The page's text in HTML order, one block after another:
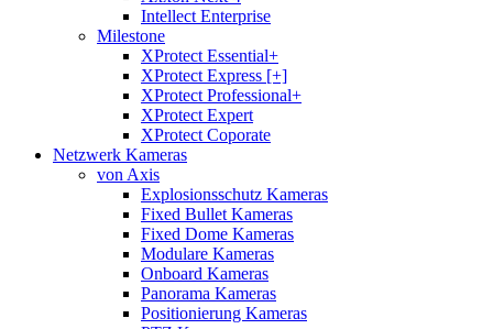
Intellect Enterprise
Milestone
XProtect Essential+
XProtect Express [+]
XProtect Professional+
XProtect Expert
XProtect Coporate
Netzwerk Kameras
von Axis
Explosionsschutz Kameras
Fixed Bullet Kameras
Fixed Dome Kameras
Modulare Kameras
Onboard Kameras
Panorama Kameras
Positionierung Kameras